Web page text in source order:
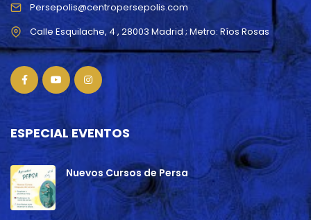
Persepolis@centropersepolis.com
ESPECIAL EVENTOS
Nuevos Cursos de Persa